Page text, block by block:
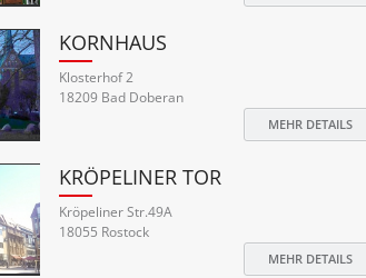
KORNHAUS
Klosterhof 2
18209 Bad Doberan
MEHR DETAILS
KRÖPELINER TOR
Kröpeliner Str.49A
18055 Rostock
MEHR DETAILS